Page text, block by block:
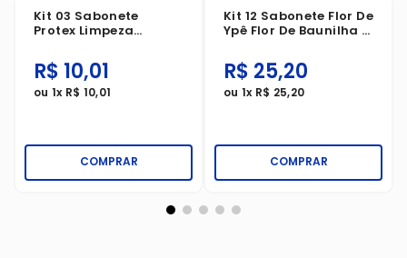
Kit 03 Sabonete
Protex Limpeza
Pague Menos
R$ 10,01
ou 1x R$ 10,01
COMPRAR
Kit 12 Sabonete Flor De
Ypê Flor De Baunilha E
R$ 25,20
ou 1x R$ 25,20
COMPRAR